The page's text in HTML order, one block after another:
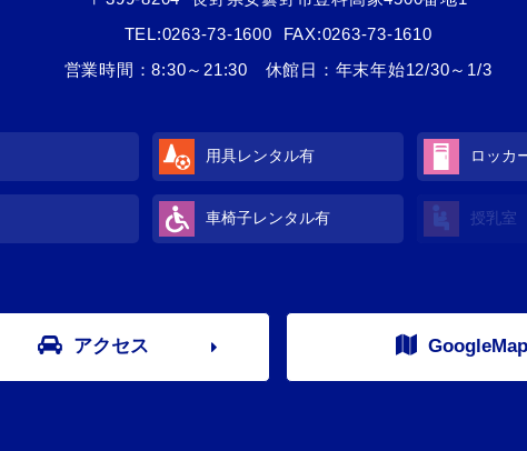
TEL:0263-73-1600
FAX:0263-73-1610
営業時間：8:30～21:30 休館日：年末年始12/30～1/3
用具レンタル有 ロッカ
車椅子レンタル有 授乳室
アクセス